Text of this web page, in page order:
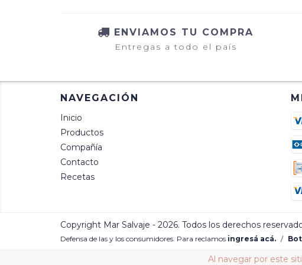
Al navegar por este
ENVIAMOS TU COMPRA
Entregas a todo el país
NAVEGACIÓN
Inicio
Productos
Compañía
Contacto
Recetas
Copyright Mar Salvaje - 2026. Todos los derechos
Defensa de las y los consumidores. Para reclamos ingresá acá. /